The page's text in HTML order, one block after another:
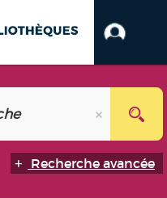
Recherche avancée